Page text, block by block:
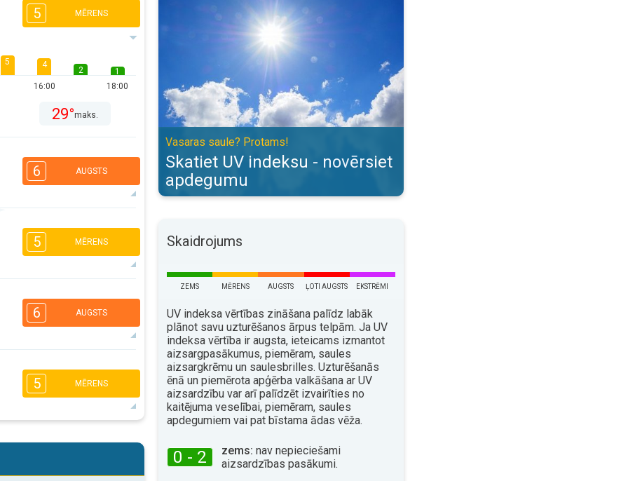
5 MĒRENS
5 4
16:00
2
1
18:00
29°maks.
6 AUGSTS
16:00
3
2
18:00
25°
5 MĒRENS
16:00
1
18:00
6 AUGSTS
16:00
3
2
18:00
26°
5 MĒRENS
2
Vasaras saule? Protams!
Skatiet UV indeksu - novērsiet
apdegumu
Skaidrojums
ZEMS MĒRENS AUGSTS ĻOTI AUGSTS EKSTRĒMI
UV indeksa vērtības zināšana palīdz labāk
plānot savu uzturēšanos ārpus telpām. Ja UV
indeksa vērtība ir augsta, ieteicams izmantot
aizsargpasākumus, piemēram, saules
aizsargkrēmu un saulesbrilles. Uzturēšanās
ēnā un piemērota apģērba valkāšana ar UV
aizsardzību var arī palīdzēt izvairīties no
kaitējuma veselībai, piemēram, saules
apdegumiem vai pat bīstama ādas vēža.
0 - 2 zems: nav nepieciešami
aizsardzības pasākumi.